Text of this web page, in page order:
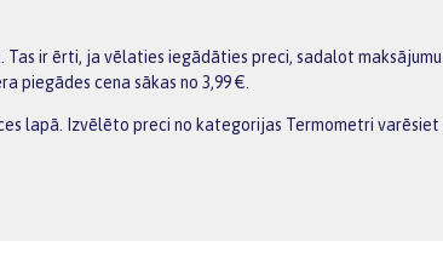
Tas ir ērti, ja vēlaties iegādāties preci, sadalot
piegādes cena sākas no 3,99 €.
lapā. Izvēlēto preci no kategorijas Termometri